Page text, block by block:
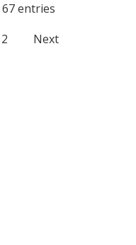
entries
2 Next